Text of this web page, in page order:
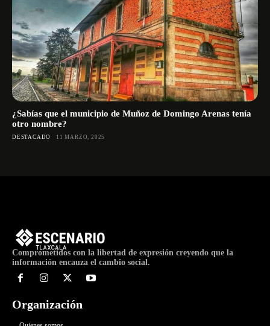
¿Sabías que el municipio de Muñoz de Domingo Arenas tenía
otro nombre?
DESTACADO 11 MARZO, 2025
Comprometidos con la libertad de expresión creyendo que la
información encauza el cambio social.
Organización